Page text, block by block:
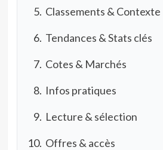
Classements & Contexte
Tendances & Stats clés
Cotes & Marchés
Infos pratiques
Lecture & sélection
Offres & accès